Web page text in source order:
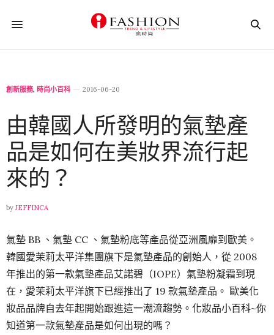
創新服務, 時尚小百科 2016-06-20
由韓國人所發明的氣墊產
品是如何在美妝界流行起
來的？
by JEFFINCA
氣墊 BB 、氣墊 CC 、氣墊粉底等產品從亞洲風靡到歐美。
韓國愛茉莉太平洋集團旗下是氣墊產品的創始人，從 2008
年推出的第一款氣墊產品艾諾碧（IOPE）氣墊粉凝霜到現
在，愛茉莉太平洋旗下已經推出了 19 款氣墊產品。 歐美化
妝品品牌自去年起開始跟進這一潮流趨勢。化妝品小百科~你
知道第一款氣墊產品是如何出現的嗎？